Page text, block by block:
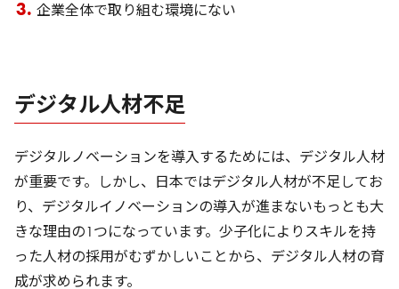
企業全体で取り組む環境にない
デジタル人材不足
デジタルノベーションを導入するためには、デジタル人材
が重要です。しかし、日本ではデジタル人材が不足してお
り、デジタルイノベーションの導入が進まないもっとも大
きな理由の1つになっています。少子化によりスキルを持
った人材の採用がむずかしいことから、デジタル人材の育
成が求められます。